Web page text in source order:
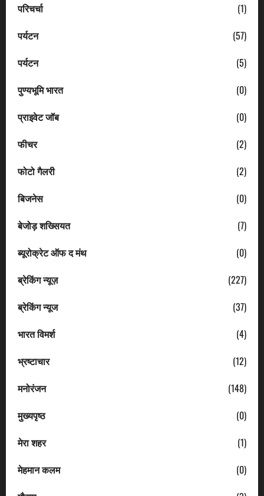
परिचर्चा
(1)
पर्यटन
(57)
पर्यटन
(5)
पुण्यभूमि भारत
(0)
प्राइवेट जॉब
(0)
फीचर
(2)
फोटो गैलरी
(2)
बिजनेस
(0)
बेजोड़ शख्सियत
(7)
ब्यूरोक्रेट ऑफ द मंथ
(0)
ब्रेकिंग न्यूज़
(227)
ब्रेकिंग न्यूज
(37)
भारत विमर्श
(4)
भ्रष्टाचार
(12)
मनोरंजन
(148)
मुख्यपृष्ठ
(0)
मेरा शहर
(1)
मेहमान कलम
(0)